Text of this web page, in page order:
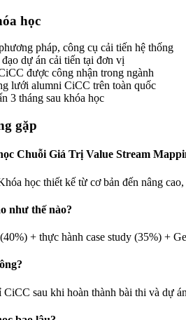
học
pháp, công cụ cải tiến hệ thống
dự án cải tiến tại đơn vị
được công nhận trong ngành
lưới alumni CiCC trên toàn quốc
3 tháng sau khóa học
gặp
Chuỗi Giá Trị Value Stream
học thiết kế từ cơ bản đến nâng
như thế nào?
+ thực hành case study (35%) +
CiCC sau khi hoàn thành bài thi và dự